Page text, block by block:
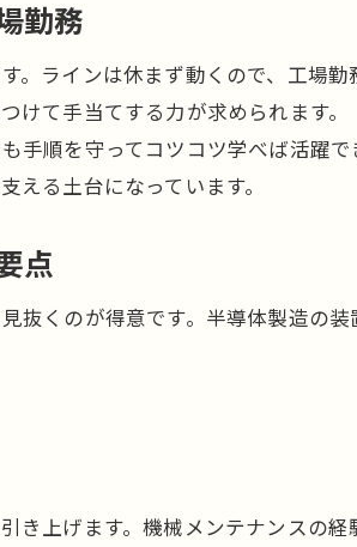
勤務
。ラインは休まず動くので、工場
けて手当てする力が求められます。
手順を守ってコツコツ学べば活躍
える土台になっています。
点
抜くのが得意です。半導体製造の
き上げます。機械メンテナンスの